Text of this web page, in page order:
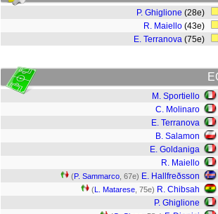
P. Ghiglione (28e)
R. Maiello (43e)
E. Terranova (75e)
M. Sportiello
C. Molinaro
E. Terranova
B. Salamon
E. Goldaniga
R. Maiello
(P. Sammarco , 67e) E. Hallfreðsson
(L. Matarese , 75e) R. Chibsah
P. Ghiglione